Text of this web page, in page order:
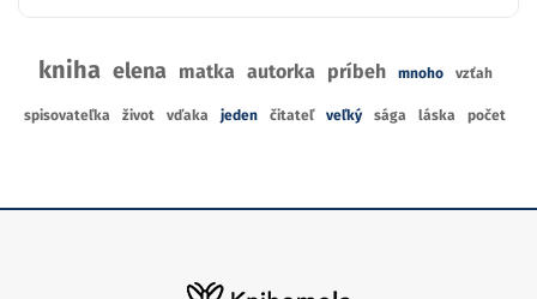
kniha elena matka autorka príbeh mnoho vzťah
spisovateľka život vďaka jeden čitateľ veľký sága láska počet